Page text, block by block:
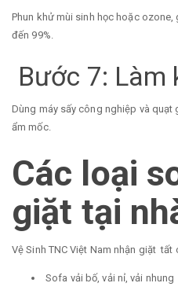
Phun khử mùi sinh học hoặc
đến 99%.
Bước 7: Làm
Dùng máy sấy công nghiệp và
ẩm mốc.
Các loại
giặt tại
Vệ Sinh TNC Việt Nam nhận giặt
Sofa vải bố, vải nỉ, vải nhung